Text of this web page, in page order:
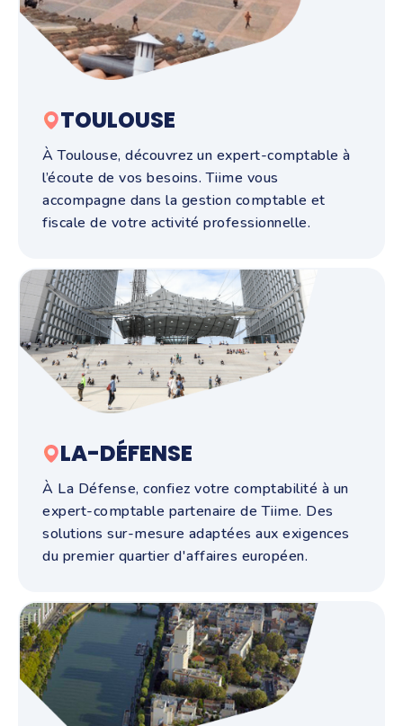
TOULOUSE
À Toulouse, découvrez un expert-comptable à
l’écoute de vos besoins. Tiime vous
accompagne dans la gestion comptable et
fiscale de votre activité professionnelle.
LA-DÉFENSE
À La Défense, confiez votre comptabilité à un
expert-comptable partenaire de Tiime. Des
solutions sur-mesure adaptées aux exigences
du premier quartier d'affaires européen.